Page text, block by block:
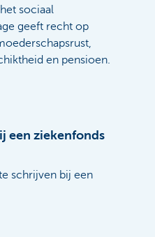
sociaal
geeft recht op
en pensioen.
een ziekenfonds
schrijven bij een